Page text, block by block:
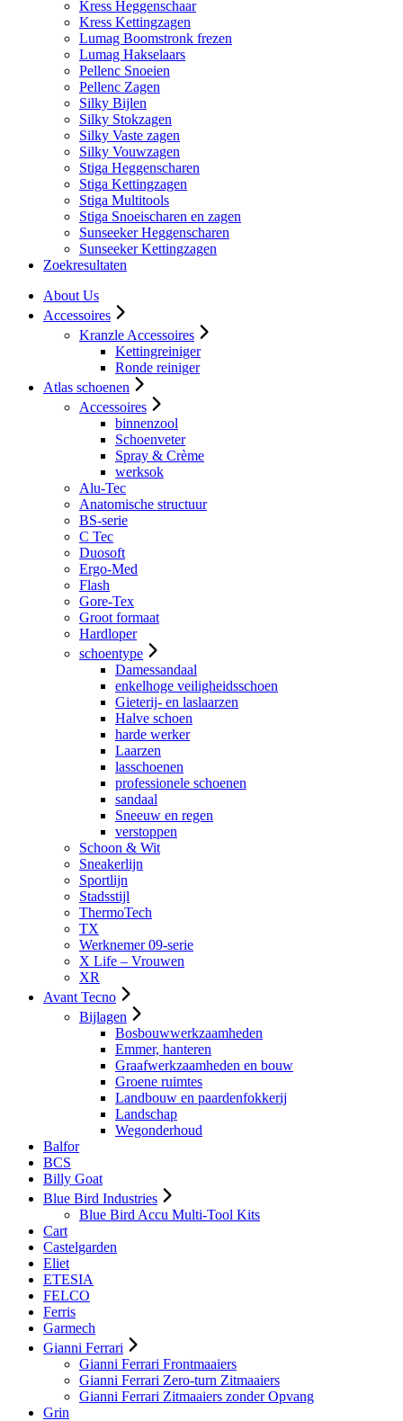
Kress Heggenschaar
Kress Kettingzagen
Lumag Boomstronk frezen
Lumag Hakselaars
Pellenc Snoeien
Pellenc Zagen
Silky Bijlen
Silky Stokzagen
Silky Vaste zagen
Silky Vouwzagen
Stiga Heggenscharen
Stiga Kettingzagen
Stiga Multitools
Stiga Snoeischaren en zagen
Sunseeker Heggenscharen
Sunseeker Kettingzagen
Zoekresultaten
About Us
Accessoires
Kranzle Accessoires
Kettingreiniger
Ronde reiniger
Atlas schoenen
Accessoires
binnenzool
Schoenveter
Spray & Crème
werksok
Alu-Tec
Anatomische structuur
BS-serie
C Tec
Duosoft
Ergo-Med
Flash
Gore-Tex
Groot formaat
Hardloper
schoentype
Damessandaal
enkelhoge veiligheidsschoen
Gieterij- en laslaarzen
Halve schoen
harde werker
Laarzen
lasschoenen
professionele schoenen
sandaal
Sneeuw en regen
verstoppen
Schoon & Wit
Sneakerlijn
Sportlijn
Stadsstijl
ThermoTech
TX
Werknemer 09-serie
X Life – Vrouwen
XR
Avant Tecno
Bijlagen
Bosbouwwerkzaamheden
Emmer, hanteren
Graafwerkzaamheden en bouw
Groene ruimtes
Landbouw en paardenfokkerij
Landschap
Wegonderhoud
Balfor
BCS
Billy Goat
Blue Bird Industries
Blue Bird Accu Multi-Tool Kits
Cart
Castelgarden
Eliet
ETESIA
FELCO
Ferris
Garmech
Gianni Ferrari
Gianni Ferrari Frontmaaiers
Gianni Ferrari Zero-turn Zitmaaiers
Gianni Ferrari Zitmaaiers zonder Opvang
Grin